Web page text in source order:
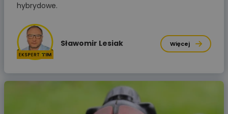
hybrydowe.
Sławomir Lesiak Więcej